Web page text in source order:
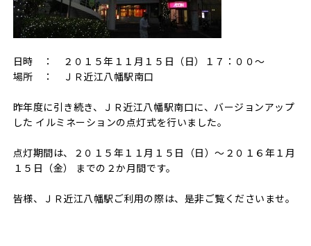
日時 ： ２０１５年１１月１５日（日）１７：００～
場所 ： ＪＲ近江八幡駅南口
昨年度に引き続き、ＪＲ近江八幡駅南口に、バージョンアップ
した イルミネーションの点灯式を行いました。
点灯期間は、２０１５年１１月１５日（日）～２０１６年１月
１５日（金） までの２か月間です。
皆様、ＪＲ近江八幡駅ご利用の際は、是非ご覧くださいませ。